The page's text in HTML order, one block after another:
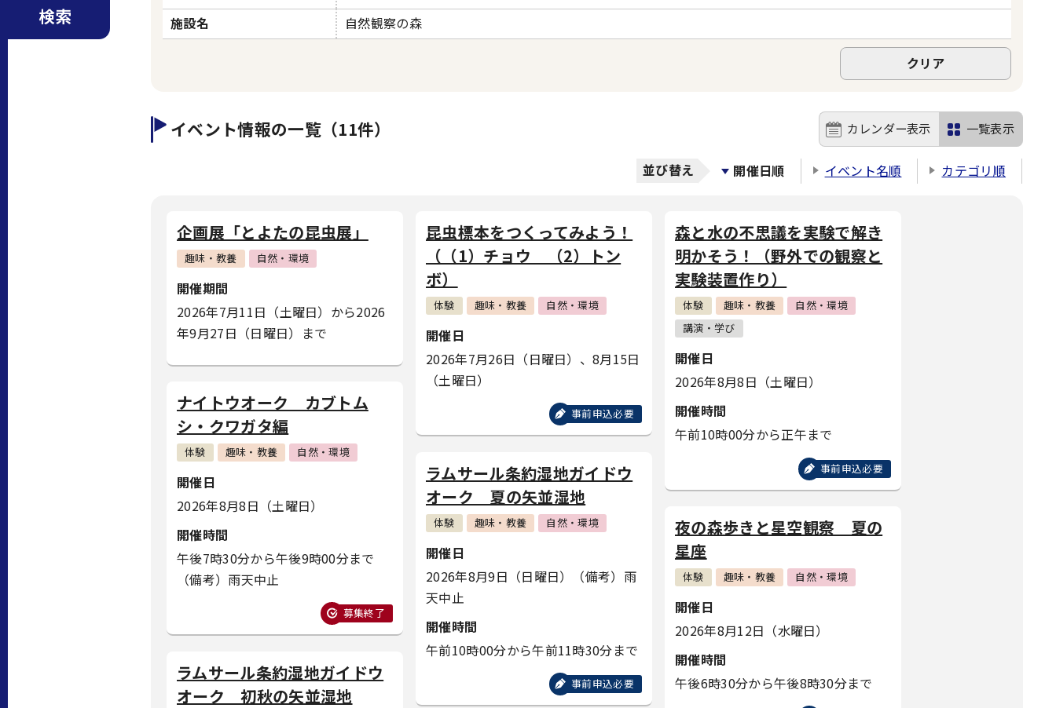
検索
施設名
自然観察の森
イベント情報の一覧（11件） カレンダー表示 一覧表示
並び替え 開催日順 イベント名順 カテゴリ順
企画展「とよたの昆虫展」
趣味・教養 自然・環境
開催期間
2026年7月11日（土曜日）から2026
年9月27日（日曜日）まで
昆虫標本をつくってみよう！
（（1）チョウ （2）トン
ボ）
体験 趣味・教養 自然・環境
開催日
2026年7月26日（日曜日） 、8月15日
（土曜日）
事前申込必要
森と水の不思議を実験で解き
明かそう！（野外での観察と
実験装置作り）
体験 趣味・教養
自然・環境
講演・学び
開催日
2026年8月8日（土曜日）
開催時間
午前10時00分から正午まで
事前申込必要
ナイトウオーク カブトム
シ・クワガタ編
体験 趣味・教養 自然・環境
開催日
2026年8月8日（土曜日）
開催時間
午後7時30分から午後9時00分まで
（備考）雨天中止
募集終了
ラムサール条約湿地ガイドウ
オーク 夏の矢並湿地
体験 趣味・教養 自然・環境
開催日
2026年8月9日（日曜日）
（備考）雨
天中止
開催時間
午前10時00分から午前11時30分まで
事前申込必要
夜の森歩きと星空観察 夏の
星座
体験 趣味・教養 自然・環境
開催日
2026年8月12日（水曜日）
開催時間
午後6時30分から午後8時30分まで
ラムサール条約湿地ガイドウ
オーク 初秋の矢並湿地